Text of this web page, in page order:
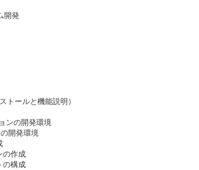
開発
ールと機能説明）
の開発環境
開発環境
作成
構成